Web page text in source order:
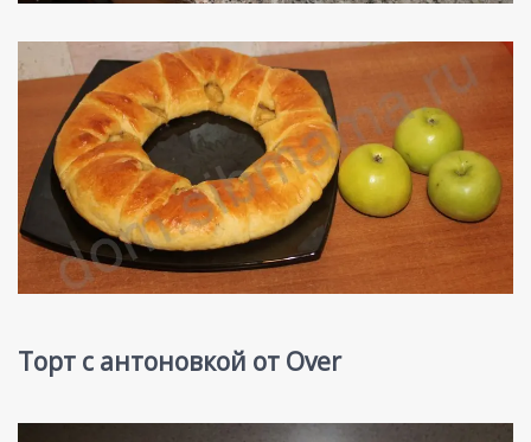
Торт с антоновкой от Over